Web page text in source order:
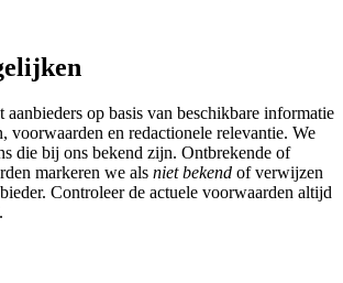
op basis van beschikbare informatie
voorwaarden en redactionele relevantie. We
die bij ons bekend zijn. Ontbrekende of
markeren we als niet bekend of verwijzen
Controleer de actuele voorwaarden altijd